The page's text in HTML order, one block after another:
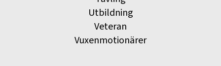
Utbildning
Veteran
Vuxenmotionärer